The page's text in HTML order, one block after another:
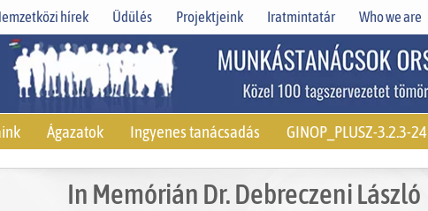
hírek Üdülés Projektjeink Iratmintatár Who we are
Ágazatok Ingyenes tanácsadás GINOP_PLUSZ-3.2.3-24
In Memórián Dr. Debreczeni László